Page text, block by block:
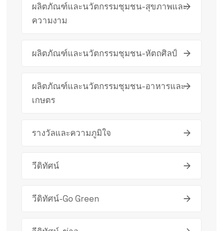
ผลิตภัณฑ์และนวัตกรรมชุมชน-สุขภาพและ
ความงาม
ผลิตภัณฑ์และนวัตกรรมชุมชน-หัตถศิลป์
ผลิตภัณฑ์และนวัตกรรมชุมชน-อาหารและ
เกษตร
รางวัลและความภูมิใจ
วีดิทัศน์
วีดิทัศน์-Go Green